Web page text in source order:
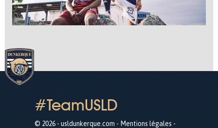
#TeamUSLD
© 2026 - usldunkerque.com - Mentions légales -